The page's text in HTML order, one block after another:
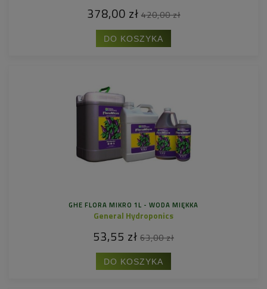
378,00 zł 420,00 zł
DO KOSZYKA
GHE FLORA MIKRO 1L - WODA MIĘKKA
General Hydroponics
53,55 zł 63,00 zł
DO KOSZYKA